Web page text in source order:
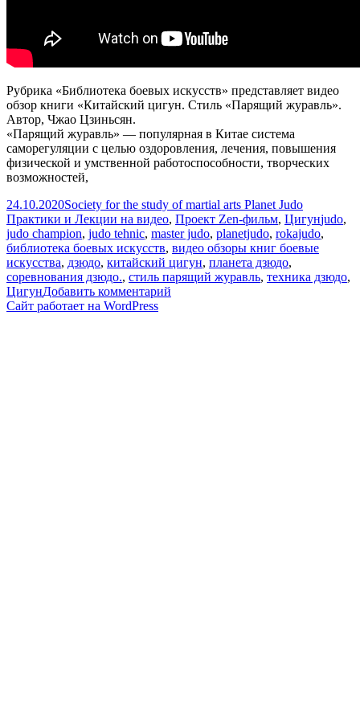
Рубрика «Библиотека боевых искусств» представляет видео
обзор книги «Китайский цигун. Стиль «Парящий журавль».
Автор, Чжао Цзиньсян.
«Парящий журавль» — популярная в Китае система
саморегуляции с целью оздоровления, лечения, повышения
физической и умственной работоспособности, творческих
возможностей,
Опубликовано
24.10.2020Автор
Society for the study of martial arts Planet JudoРубрики
Практики и Лекции на видео, Проект Zen-фильм, ЦигунМетки
judo,
judo champion, judo tehnic, master judo, planetjudo, rokajudo,
библиотека боевых искусств, видео обзоры книг боевые
искусства, дзюдо, китайский цигун, планета дзюдо,
соревнования дзюдо., стиль парящий журавль, техника дзюдо,
ЦигунДобавить комментарий
Сайт работает на WordPress